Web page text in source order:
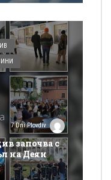
7 Dni Plovdiv
започва с
на Деян